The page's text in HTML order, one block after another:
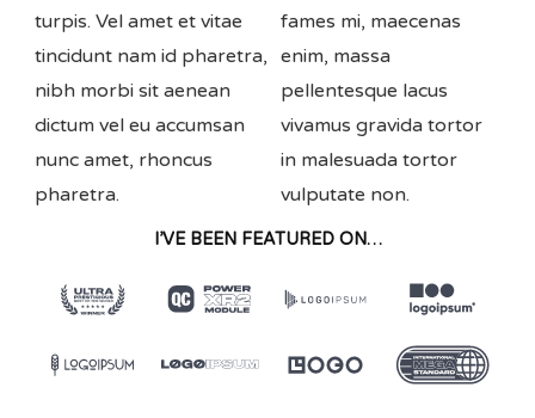
turpis. Vel amet et vitae
tincidunt nam id pharetra,
nibh morbi sit aenean
dictum vel eu accumsan
nunc amet, rhoncus
pharetra.
fames mi, maecenas
enim, massa
pellentesque lacus
vivamus gravida tortor
in malesuada tortor
vulputate non.
I’VE BEEN FEATURED ON…